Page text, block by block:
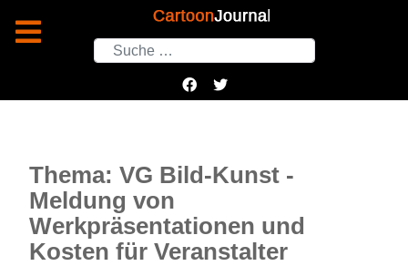
Suchen
Thema: VG Bild-Kunst -
Meldung von
Werkpräsentationen und
Kosten für Veranstalter